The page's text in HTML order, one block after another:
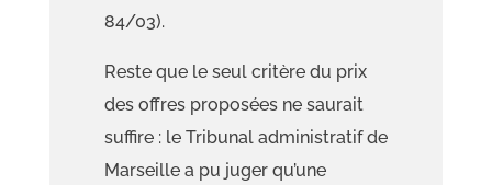
84/03).
Reste que le seul critère du prix
des offres proposées ne saurait
suffire : le Tribunal administratif de
Marseille a pu juger qu’une